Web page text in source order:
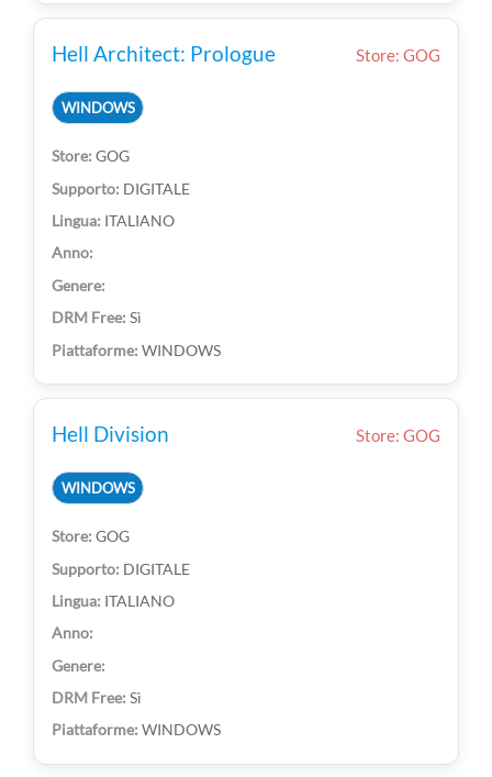
Hell Architect: Prologue Store: GOG
WINDOWS
GOG
DIGITALE
ITALIANO
Sì
WINDOWS
Hell Division Store: GOG
WINDOWS
GOG
DIGITALE
ITALIANO
Sì
WINDOWS